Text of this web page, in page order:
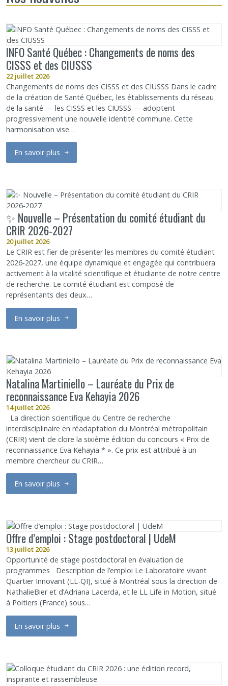
Plan du site
Accessibilité
Espace membre
INFO Santé Québec : Changements de noms des
CISSS et des CIUSSS
22 juillet 2026
Changements de noms des CISSS et des CIUSSS Dans le cadre
de la création de Santé Québec, les établissements du réseau
de la santé — les CISSS et les CIUSSS — adoptent
progressivement une nouvelle identité commune. Cette
harmonisation vise…
En savoir plus
sur INFO Santé Québec : Changements de noms des CISSS et
✨ Nouvelle – Présentation du comité étudiant du
CRIR 2026‑2027
20 juillet 2026
Le CRIR est fier de présenter les membres du comité étudiant
2026‑2027, une équipe dynamique et engagée qui contribuera
activement à la vitalité scientifique et étudiante de notre centre
de recherche. Le comité étudiant est composé de
représentants des deux…
En savoir plus
sur ✨ Nouvelle – Présentation du comité étudiant du CRIR
Natalina Martiniello – Lauréate du Prix de
reconnaissance Eva Kehayia 2026
14 juillet 2026
La direction scientifique du Centre de recherche
interdisciplinaire en réadaptation du Montréal métropolitain
(CRIR) vient de clore la sixième édition du concours « Prix de
reconnaissance Eva Kehayia * ». Ce prix est attribué à un
membre chercheur du CRIR…
En savoir plus
sur Natalina Martiniello – Lauréate du Prix de reconnaissance
Offre d’emploi : Stage postdoctoral | UdeM
13 juillet 2026
Opportunité de stage postdoctoral en évaluation de
programmes Description de l’emploi Le Laboratoire vivant
Quartier Innovant (LL-QI), situé à Montréal sous la direction de
NathalieBier et d’Adriana Lacerda, et le LL Life in Motion, situé
à Poitiers (France) sous…
En savoir plus
sur Offre d’emploi : Stage postdoctoral | UdeM